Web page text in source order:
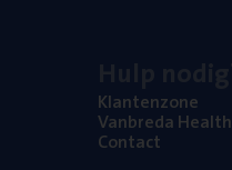
Klan­ten­zo­ne
Van­b­re­da Health
Con­tact